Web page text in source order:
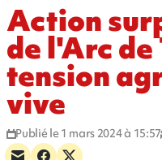
Action
de l'Arc
tension
vive
Publié le 1 mars 2024 à 15:57